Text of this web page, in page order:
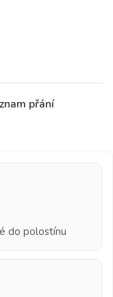
přání
do polostínu